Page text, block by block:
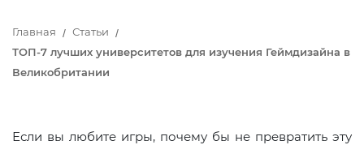
Главная
Статьи
ТОП-7 лучших университетов для изучения Геймдизайна в
Великобритании
Если вы любите игры, почему бы не превратить эту